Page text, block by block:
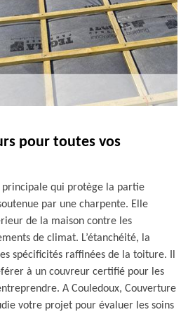
pour toutes vos
principale qui protège la partie
par une charpente. Elle
de la maison contre les
de climat. L’étanchéité, la
spécificités raffinées de la toiture. Il
à un couvreur certifié pour les
A Couledoux, Couverture
votre projet pour évaluer les soins